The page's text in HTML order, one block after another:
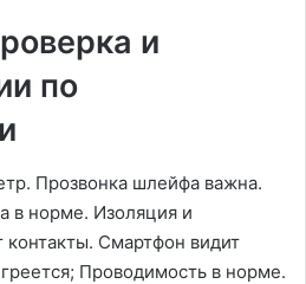
и
по
Прозвонка шлейфа важна.
в норме. Изоляция и
Смартфон видит
Проводимость в норме.